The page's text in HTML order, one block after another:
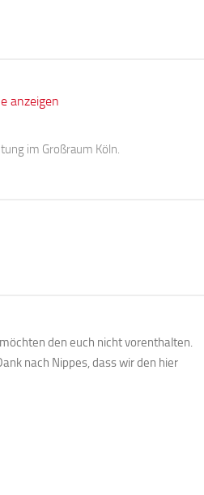
anzeigen
im Großraum Köln.
den euch nicht vorenthalten.
nach Nippes, dass wir den hier